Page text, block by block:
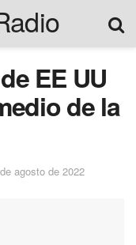
EE UU
de la
agosto de 2022